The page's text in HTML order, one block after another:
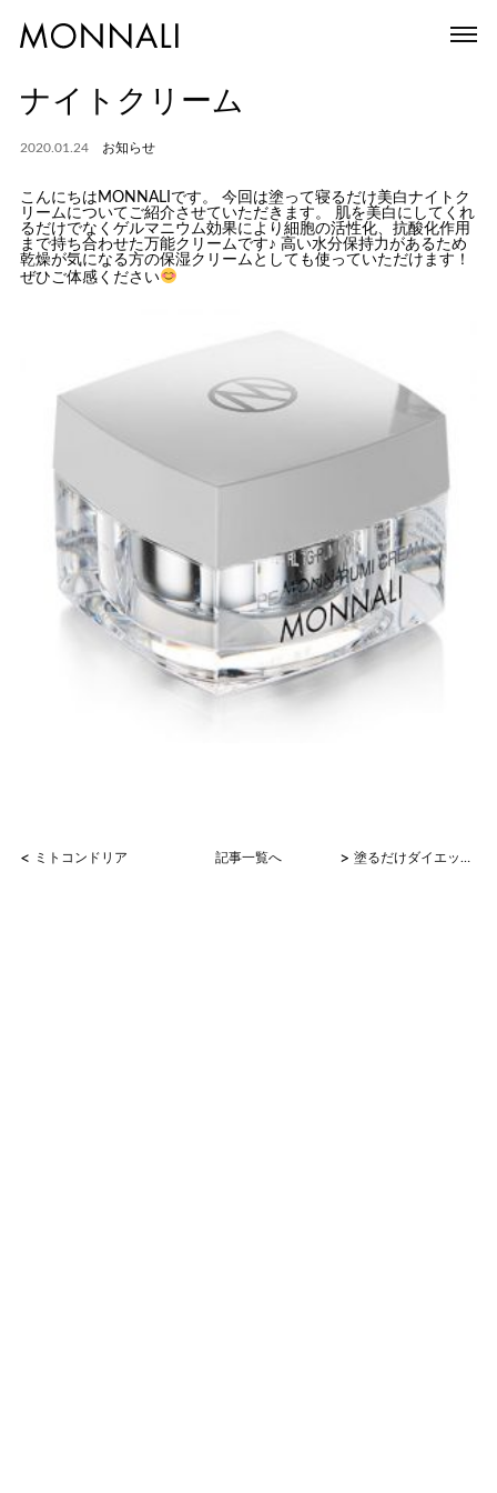
ナイトクリーム
2020.01.24 お知らせ
こんにちはMONNALIです。 今回は塗って寝るだけ美白ナイトク
リームについてご紹介させていただきます。 肌を美白にしてくれ
るだけでなくゲルマニウム効果により細胞の活性化、抗酸化作用
まで持ち合わせた万能クリームです♪ 高い水分保持力があるため
乾燥が気になる方の保湿クリームとしても使っていただけます！
ぜひご体感ください
< ミトコンドリア 記事一覧へ > 塗るだけダイエット